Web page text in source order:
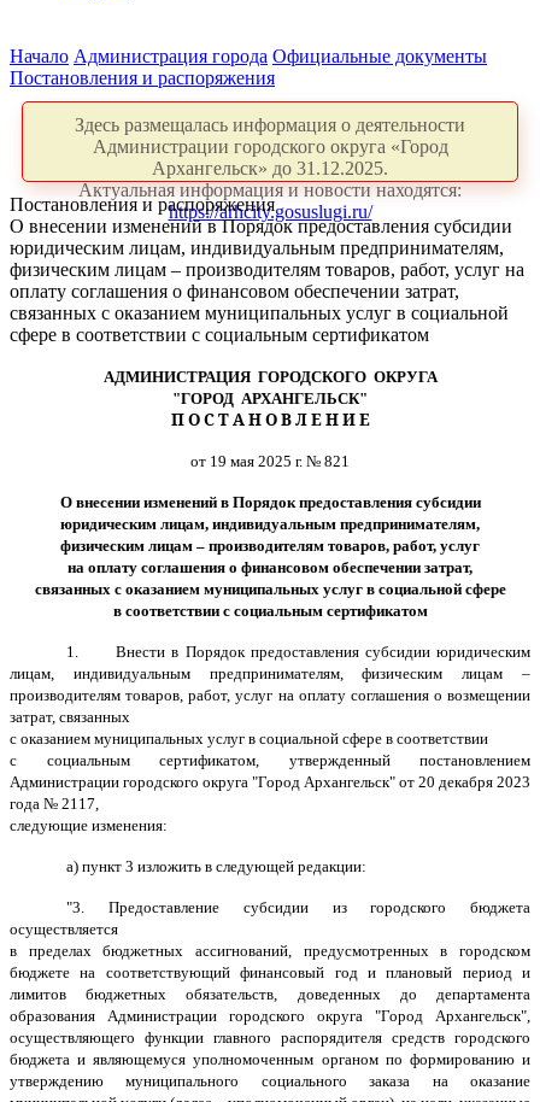
Начало Администрация города Официальные документы
Постановления и распоряжения
Здесь размещалась информация о деятельности
Администрации городского округа «Город
Архангельск» до 31.12.2025.
Актуальная информация и новости находятся:
https://arhcity.gosuslugi.ru/
Постановления и распоряжения
О внесении изменений в Порядок предоставления субсидии
юридическим лицам, индивидуальным предпринимателям,
физическим лицам – производителям товаров, работ, услуг на
оплату соглашения о финансовом обеспечении затрат,
связанных с оказанием муниципальных услуг в социальной
сфере в соответствии с социальным сертификатом
АДМИНИСТРАЦИЯ ГОРОДСКОГО ОКРУГА
"ГОРОД АРХАНГЕЛЬСК"
П О С Т А Н О В Л Е Н И Е
от 19 мая 2025 г. № 821
О внесении изменений в Порядокпредоставления субсидии
юридическим лицам, индивидуальным предпринимателям,
физическим лицам – производителям товаров, работ, услуг
на оплату соглашения о финансовом обеспечении затрат,
связанных с оказанием муниципальных услуг в социальной сфере
в соответствии с социальным сертификатом
1. Внести в Порядок предоставления субсидии юридическим
лицам, индивидуальным предпринимателям, физическим лицам –
производителям товаров, работ, услуг на оплату соглашения о возмещении
затрат, связанных
с оказанием муниципальных услуг в социальной сфере в соответствии
с социальным сертификатом, утвержденный постановлением
Администрации городского округа "Город Архангельск" от 20 декабря 2023
года № 2117,
следующие изменения:
а) пункт 3 изложить в следующей редакции:
"3. Предоставление субсидии из городского бюджета
осуществляется
в пределах бюджетных ассигнований, предусмотренных в городском
бюджете на соответствующий финансовый год и плановый период и
лимитов бюджетных обязательств, доведенных до департамента
образования Администрации городского округа "Город Архангельск",
осуществляющего функции главного распорядителя средств городского
бюджета и являющемуся уполномоченным органом по формированию и
утверждению муниципального социального заказа на оказание